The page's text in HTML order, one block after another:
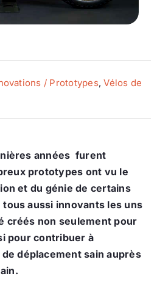
/ Prototypes,Vélos de
années furent
prototypes ont vu le
et du génie de certains
aussi innovants les uns
créés non seulement pour
pour contribuer à
déplacement sain auprès